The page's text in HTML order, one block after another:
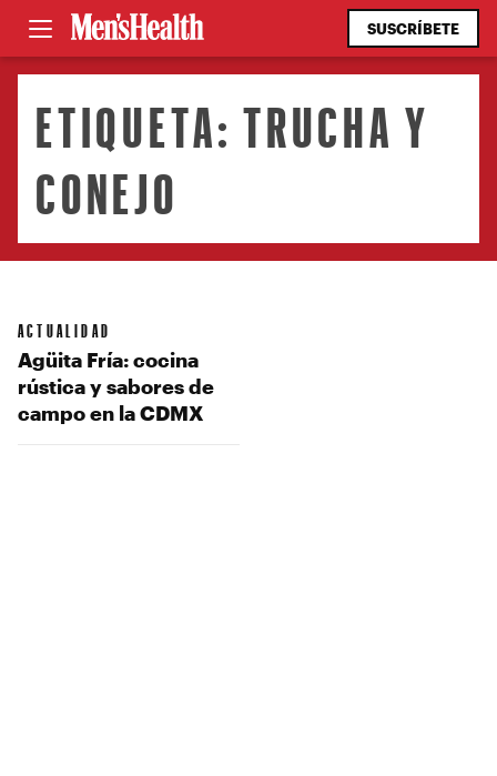
SUSCRÍBETE
ETIQUETA:TRUCHA Y
CONEJO
ACTUALIDAD
Agüita Fría: cocina
rústica y sabores de
campo en la CDMX